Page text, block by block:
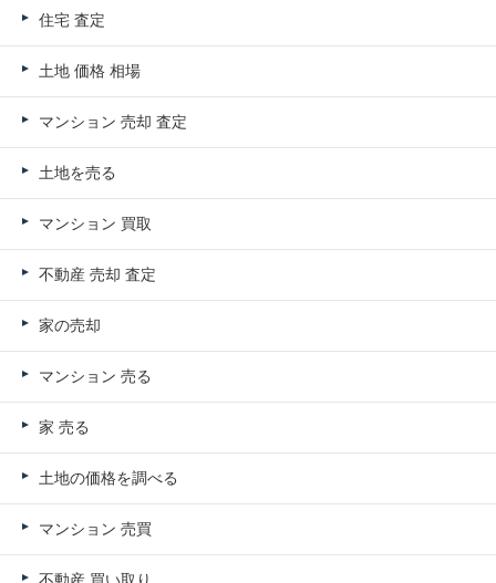
住宅 査定
土地 価格 相場
マンション 売却 査定
土地を売る
マンション 買取
不動産 売却 査定
家の売却
マンション 売る
家 売る
土地の価格を調べる
マンション 売買